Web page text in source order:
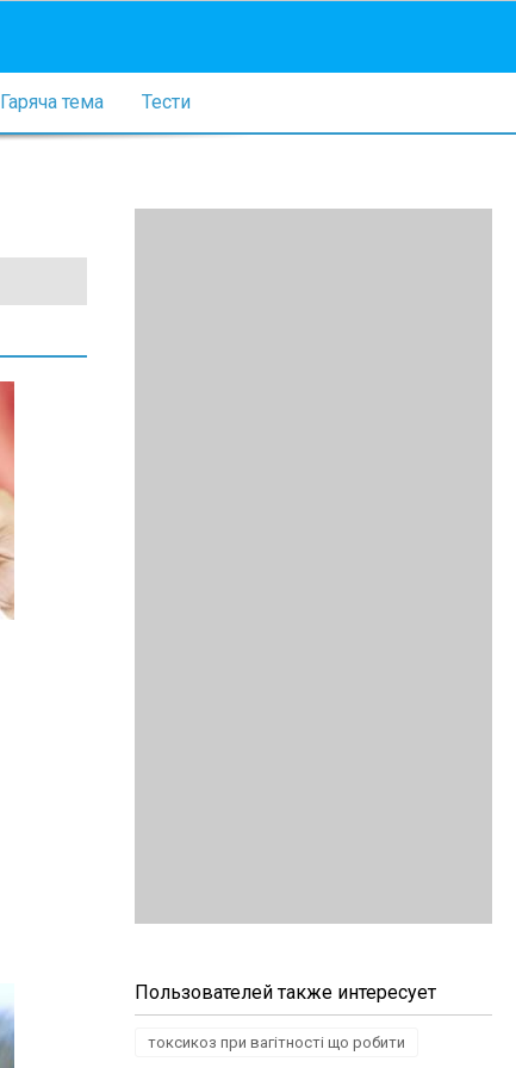
Гаряча тема Тести
Пользователей также интересует
токсикоз при вагітності що робити